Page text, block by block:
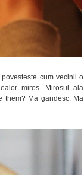
cum vecinii o
miros. Mirosul ala
them? Ma gandesc. Ma